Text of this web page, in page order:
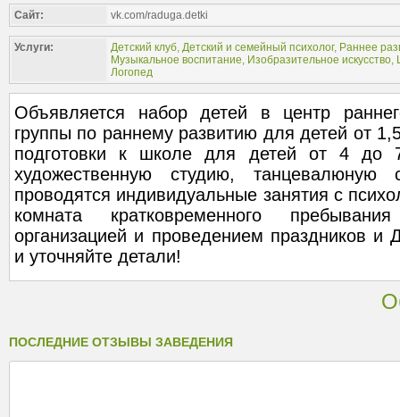
Сайт: vk.com/raduga.detki
Услуги: Детский клуб, Детский и семейный психолог, Раннее
Музыкальное воспитание, Изобразительное искусство,
Логопед
Объявляется набор детей в центр
группы по раннему развитию для детей от
подготовки к школе для детей от 4 до
художественную студию,
проводятся индивидуальные занятия с
комната кратковременного
организацией и проведением праздников и
и уточняйте детали!
ПОСЛЕДНИЕ ОТЗЫВЫ ЗАВЕДЕНИЯ